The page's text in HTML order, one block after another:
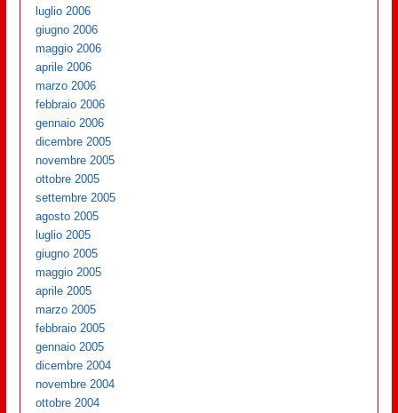
luglio 2006
giugno 2006
maggio 2006
aprile 2006
marzo 2006
febbraio 2006
gennaio 2006
dicembre 2005
novembre 2005
ottobre 2005
settembre 2005
agosto 2005
luglio 2005
giugno 2005
maggio 2005
aprile 2005
marzo 2005
febbraio 2005
gennaio 2005
dicembre 2004
novembre 2004
ottobre 2004